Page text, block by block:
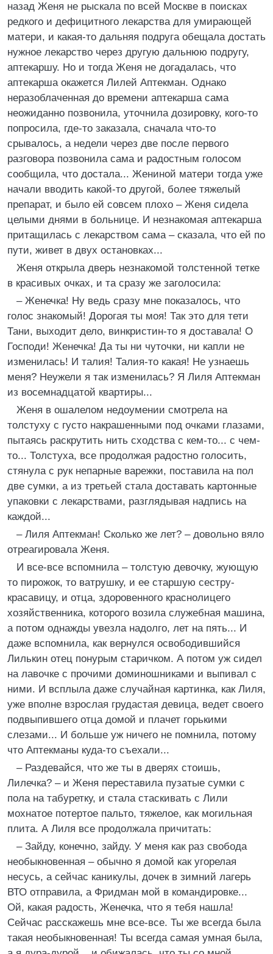
назад Женя не рыскала по всей Москве в поисках
редкого и дефицитного лекарства для умирающей
матери, и какая-то дальняя подруга обещала достать
нужное лекарство через другую дальнюю подругу,
аптекаршу. Но и тогда Женя не догадалась, что
аптекарша окажется Лилей Аптекман. Однако
неразоблаченная до времени аптекарша сама
неожиданно позвонила, уточнила дозировку, кого-то
попросила, где-то заказала, сначала что-то
срывалось, а недели через две после первого
разговора позвонила сама и радостным голосом
сообщила, что достала... Жениной матери тогда уже
начали вводить какой-то другой, более тяжелый
препарат, и было ей совсем плохо – Женя сидела
целыми днями в больнице. И незнакомая аптекарша
притащилась с лекарством сама – сказала, что ей по
пути, живет в двух остановках...
Женя открыла дверь незнакомой толстенной тетке
в красивых очках, и та сразу же заголосила:
– Женечка! Ну ведь сразу мне показалось, что
голос знакомый! Дорогая ты моя! Так это для тети
Тани, выходит дело, винкристин-то я доставала! О
Господи! Женечка! Да ты ни чуточки, ни капли не
изменилась! И талия! Талия-то какая! Не узнаешь
меня? Неужели я так изменилась? Я Лиля Аптекман
из восемнадцатой квартиры...
Женя в ошалелом недоумении смотрела на
толстуху с густо накрашенными под очками глазами,
пытаясь раскрутить нить сходства с кем-то... с чем-
то... Толстуха, все продолжая радостно голосить,
стянула с рук непарные варежки, поставила на пол
две сумки, а из третьей стала доставать картонные
упаковки с лекарствами, разглядывая надпись на
каждой...
– Лиля Аптекман! Сколько же лет? – довольно вяло
отреагировала Женя.
И все-все вспомнила – толстую девочку, жующую
то пирожок, то ватрушку, и ее старшую сестру-
красавицу, и отца, здоровенного краснолицего
хозяйственника, которого возила служебная машина,
а потом однажды увезла надолго, лет на пять... И
даже вспомнила, как вернулся освободившийся
Лилькин отец понурым старичком. А потом уж сидел
на лавочке с прочими доминошниками и выпивал с
ними. И всплыла даже случайная картинка, как Лиля,
уже вполне взрослая грудастая девица, ведет своего
подвыпившего отца домой и плачет горькими
слезами... И больше уж ничего не помнила, потому
что Аптекманы куда-то съехали...
– Раздевайся, что же ты в дверях стоишь,
Лилечка? – и Женя переставила пузатые сумки с
пола на табуретку, и стала стаскивать с Лили
мохнатое потертое пальто, тяжелое, как могильная
плита. А Лиля все продолжала причитать:
– Зайду, конечно, зайду. У меня как раз свобода
необыкновенная – обычно я домой как угорелая
несусь, а сейчас каникулы, дочек в зимний лагерь
ВТО отправила, а Фридман мой в командировке...
Ой, какая радость, Женечка, что я тебя нашла!
Сейчас расскажешь мне все-все. Ты же всегда была
такая необыкновенная! Ты всегда самая умная была,